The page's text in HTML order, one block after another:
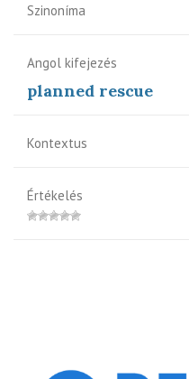
Szinoníma
Angol kifejezés
planned rescue
Kontextus
Értékelés